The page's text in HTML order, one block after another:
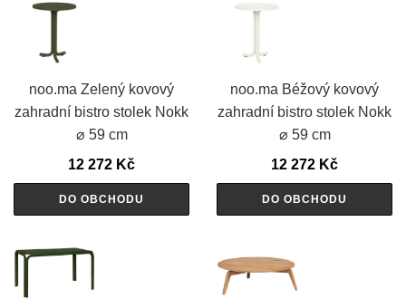
noo.ma Zelený kovový
zahradní bistro stolek Nokk
⌀ 59 cm
12 272 Kč
DO OBCHODU
noo.ma Béžový kovový
zahradní bistro stolek Nokk
⌀ 59 cm
12 272 Kč
DO OBCHODU